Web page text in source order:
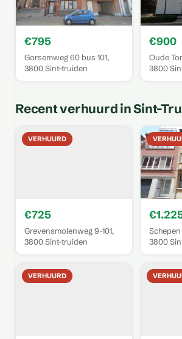
€795
Gorsemweg 60 bus 101,
3800 Sint-truiden
€900
Oude
3800
Recent verhuurd in Sint-
VERHUURD
€725
Grevensmolenweg 9-101,
3800 Sint-truiden
3800
VERHUURD